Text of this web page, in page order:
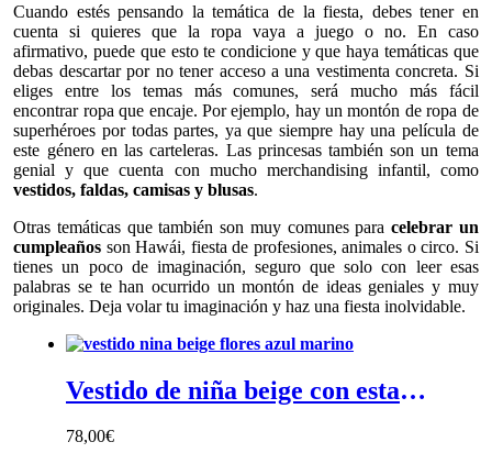
Cuando estés pensando la temática de la fiesta, debes tener en
cuenta si quieres que la ropa vaya a juego o no. En caso
afirmativo, puede que esto te condicione y que haya temáticas que
debas descartar por no tener acceso a una vestimenta concreta. Si
eliges entre los temas más comunes, será mucho más fácil
encontrar ropa que encaje. Por ejemplo, hay un montón de ropa de
superhéroes por todas partes, ya que siempre hay una película de
este género en las carteleras. Las princesas también son un tema
genial y que cuenta con mucho merchandising infantil, como
vestidos, faldas, camisas y blusas.
Otras temáticas que también son muy comunes para celebrar un
cumpleaños son Hawái, fiesta de profesiones, animales o circo. Si
tienes un poco de imaginación, seguro que solo con leer esas
palabras se te han ocurrido un montón de ideas geniales y muy
originales. Deja volar tu imaginación y haz una fiesta inolvidable.
Vestido de niña beige con estampado de flores azul marino - Vestido niña beige en estampado de flores azul marino y naranja con cuello barco y mangas a codo
78,00€